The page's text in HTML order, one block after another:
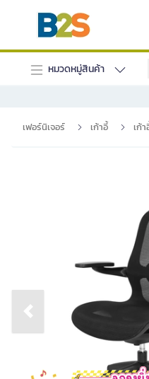
หมวดหมู่สินค้า
เฟอร์นิเจอร์ เก้าอี้ เก้
Previous slide